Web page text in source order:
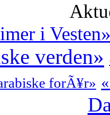
i
verden»
forÃ¥r»